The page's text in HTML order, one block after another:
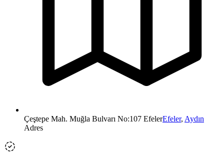
Çeştepe Mah. Muğla Bulvarı No:107 EfelerEfeler, Aydın
Adres